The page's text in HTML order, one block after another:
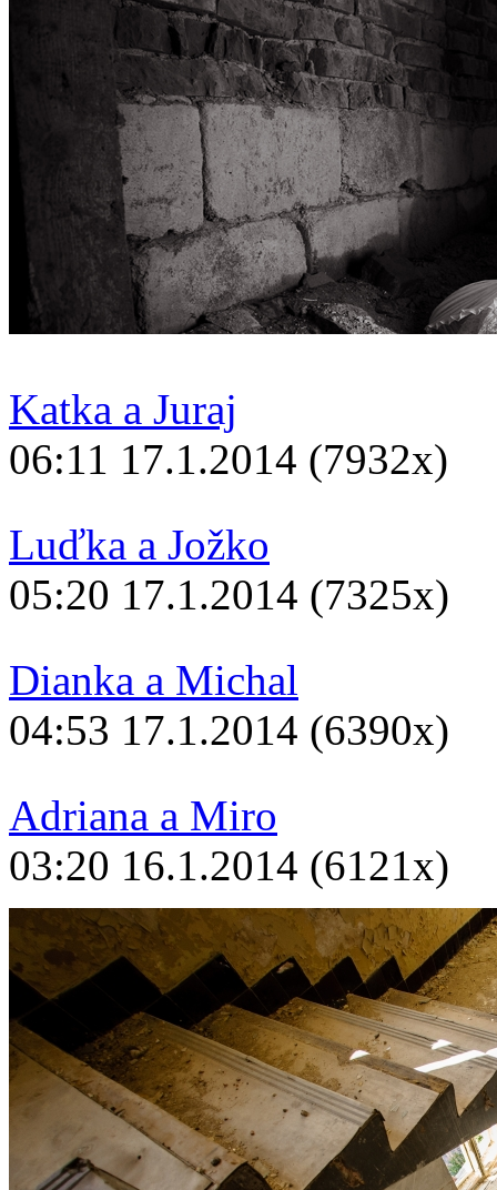
Katka a Juraj
06:11 17.1.2014 (7932x)
Luďka a Jožko
05:20 17.1.2014 (7325x)
Dianka a Michal
04:53 17.1.2014 (6390x)
Adriana a Miro
03:20 16.1.2014 (6121x)